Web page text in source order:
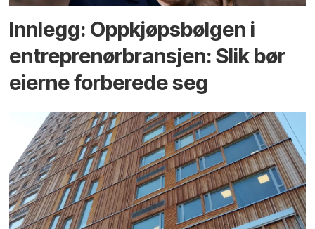
Innlegg: Oppkjøps­bølgen i
entreprenør­bransjen: Slik bør
eierne forberede seg